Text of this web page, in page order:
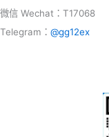
微信 Wechat：T17068
Telegram： @gg12ex